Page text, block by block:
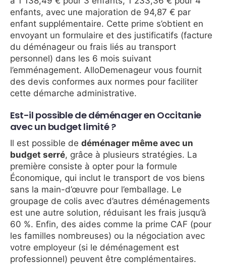
enfants, avec une majoration de 94,87 € par
enfant supplémentaire. Cette prime s’obtient en
envoyant un formulaire et des justificatifs (facture
du déménageur ou frais liés au transport
personnel) dans les 6 mois suivant
l’emménagement. AlloDemenageur vous fournit
des devis conformes aux normes pour faciliter
cette démarche administrative.
Est-il possible de déménager en Occitanie
avec un budget limité ?
Il est possible de déménager même avec un
budget serré, grâce à plusieurs stratégies. La
première consiste à opter pour la formule
Économique, qui inclut le transport de vos biens
sans la main-d’œuvre pour l’emballage. Le
groupage de colis avec d’autres déménagements
est une autre solution, réduisant les frais jusqu’à
60 %. Enfin, des aides comme la prime CAF (pour
les familles nombreuses) ou la négociation avec
votre employeur (si le déménagement est
professionnel) peuvent être complémentaires.